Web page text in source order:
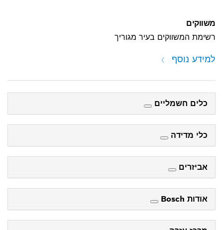
משווקים
רשימת המשווקים בעיר מגוריך
למידע נוסף
כלים חשמליים
כלי מדידה
אביזרים
אודות Bosch